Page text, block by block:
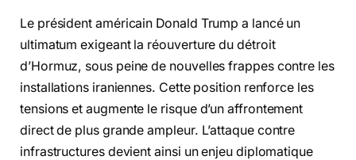
Le président américain Donald Trump a lancé un
ultimatum exigeant la réouverture du détroit
d’Hormuz, sous peine de nouvelles frappes contre les
installations iraniennes. Cette position renforce les
tensions et augmente le risque d’un affrontement
direct de plus grande ampleur. L’attaque contre
infrastructures devient ainsi un enjeu diplomatique